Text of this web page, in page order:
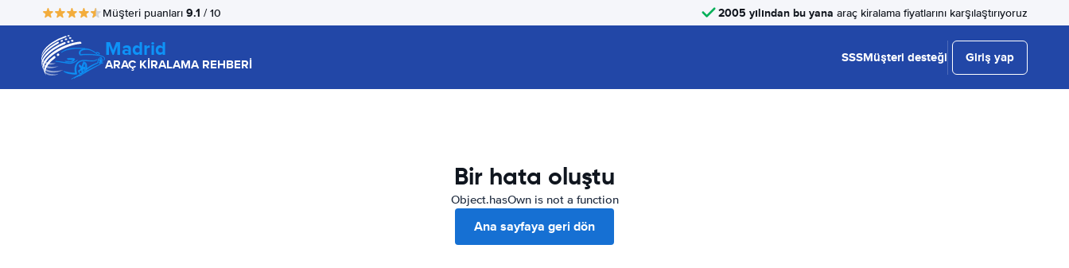
Müşteri puanları 9.1 / 10 2005 yılından bu yana araç kiralama fiyatlarını karşılaştırıyoruz
Madrid
ARAÇ KİRALAMA REHBERİ SSSMüşteri desteği Giriş yap
Bir hata oluştu
Object.hasOwn is not a function
Ana sayfaya geri dön